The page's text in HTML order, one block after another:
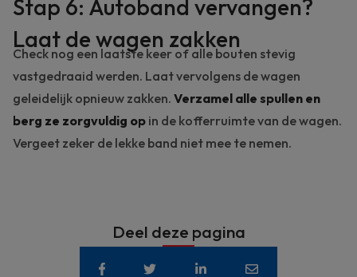
Stap 6: Autoband vervangen?
Laat de wagen zakken
Check nog een laatste keer of alle bouten stevig
vastgedraaid werden. Laat vervolgens de wagen
geleidelijk opnieuw zakken. Verzamel alle spullen en
berg ze zorgvuldig op in de kofferruimte van de wagen.
Vergeet zeker de lekke band niet mee te nemen.
Deel deze pagina